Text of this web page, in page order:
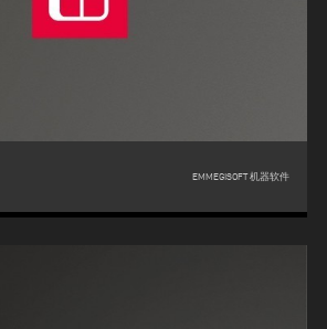
EMMEGISOFT 机器软件